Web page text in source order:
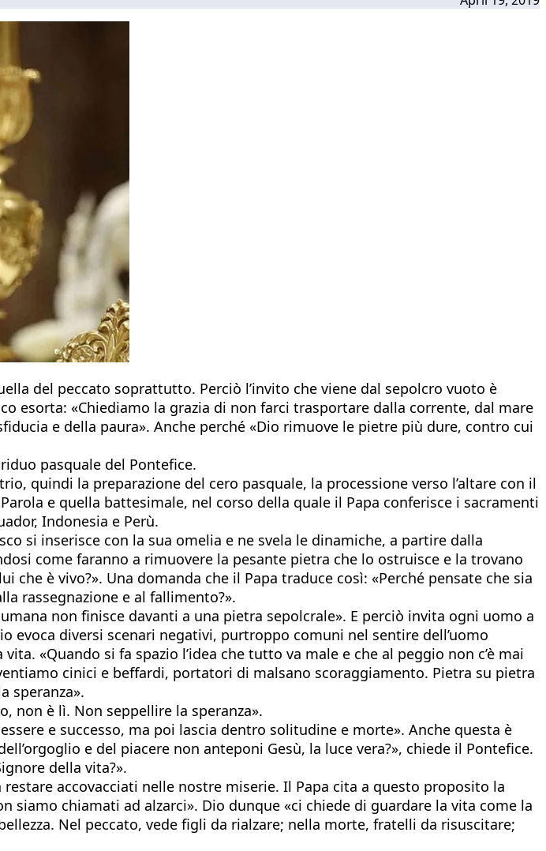
del peccato soprattutto. Perciò l’invito che viene dal sepolcro vuoto è
esorta: «Chiediamo la grazia di non farci trasportare dalla corrente, dal mare
e della paura». Anche perché «Dio rimuove le pietre più dure, contro cui
pasquale del Pontefice.
quindi la preparazione del cero pasquale, la processione verso l’altare con il
e quella battesimale, nel corso della quale il Papa conferisce i sacramenti
Indonesia e Perù.
si inserisce con la sua omelia e ne svela le dinamiche, a partire dalla
come faranno a rimuovere la pesante pietra che lo ostruisce e la trovano
è vivo?». Una domanda che il Papa traduce così: «Perché pensate che sia
rassegnazione e al fallimento?».
non finisce davanti a una pietra sepolcrale». E perciò invita ogni uomo a
evoca diversi scenari negativi, purtroppo comuni nel sentire dell’uomo
«Quando si fa spazio l’idea che tutto va male e che al peggio non c’è mai
cinici e beffardi, portatori di malsano scoraggiamento. Pietra su pietra
speranza».
non è lì. Non seppellire la speranza».
e successo, ma poi lascia dentro solitudine e morte». Anche questa è
e del piacere non anteponi Gesù, la luce vera?», chiede il Pontefice.
della vita?».
accovacciati nelle nostre miserie. Il Papa cita a questo proposito la
siamo chiamati ad alzarci». Dio dunque «ci chiede di guardare la vita come la
Nel peccato, vede figli da rialzare; nella morte, fratelli da risuscitare;